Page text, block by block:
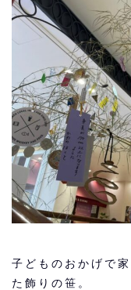
子どものおかげで
た飾りの笹。